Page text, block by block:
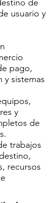
de
usuario y
pago,
y sistemas
y
de
trabajos
recursos